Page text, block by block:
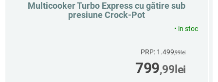
Multicooker Turbo Express cu gătire sub
presiune Crock-Pot
• in stoc
PRP: 1.499,99 lei
799,99 lei